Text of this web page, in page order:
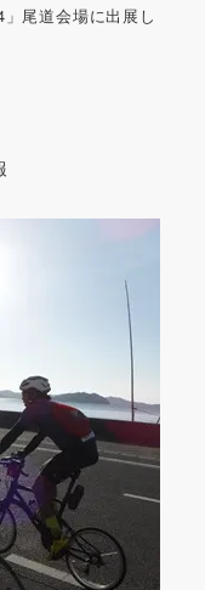
尾道会場に出展し